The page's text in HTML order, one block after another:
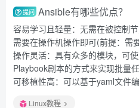
提问 Ansible有哪些优点？
容易学习且轻量：无需在被控制
需要在操作机操作即可(前提：需
操作灵活：具有众多的模块，可
Playbook剧本的方式来实现批量任
可移植性高：可以基于yaml文件
Linux教程